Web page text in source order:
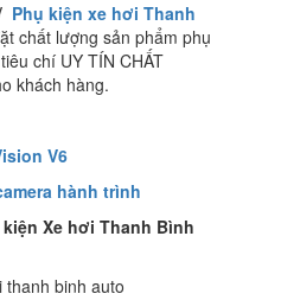
Phụ kiện xe hơi Thanh
chất lượng sản phẩm phụ
chí UY TÍN CHẤT
khách hàng.
V6
hành trình
Xe hơi Thanh Bình
binh auto